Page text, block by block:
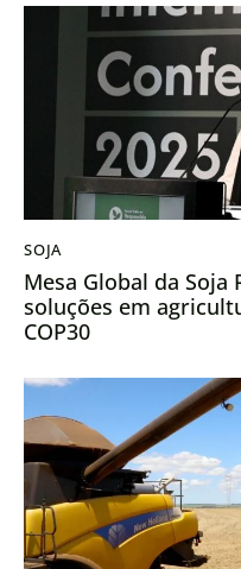
SOJA
Mesa Global da Soja
soluções em
COP30